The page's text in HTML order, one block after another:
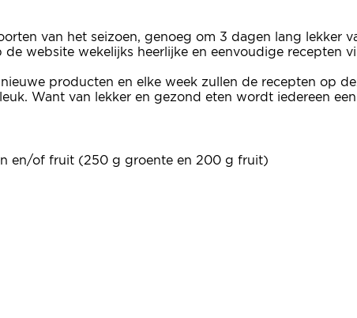
van het seizoen, genoeg om 3 dagen lang lekker
website wekelijks heerlijke en eenvoudige recepten
producten en elke week zullen de recepten op
Want van lekker en gezond eten wordt iedereen
en/of fruit (250 g groente en 200 g fruit)